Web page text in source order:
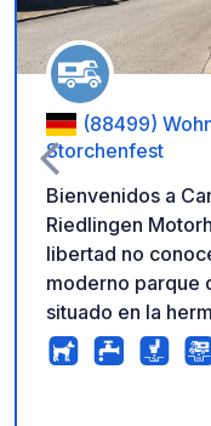
(88499)
Storchenfest
Bienvenidos a
Riedlingen
libertad no
moderno parque
situado en la
Danubio, en la
danubiana de Riedlingen.